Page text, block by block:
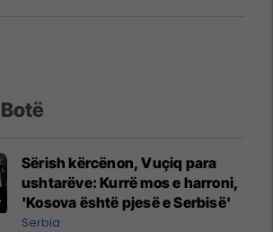
Sërish kërcënon, Vuçiq para
ushtarëve: Kurrë mos e harroni,
'Kosova është pjesë e Serbisë'
Serbia